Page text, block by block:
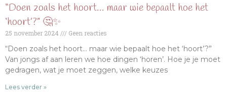
“Doen zoals het hoort… maar wie bepaalt hoe het
‘hoort’?” 🤔✨
25 november 2024 Geen reacties
“Doen zoals het hoort… maar wie bepaalt hoe het ‘hoort’?”
Van jongs af aan leren we hoe dingen ‘horen’. Hoe je je moet
gedragen, wat je moet zeggen, welke keuzes
Lees verder »